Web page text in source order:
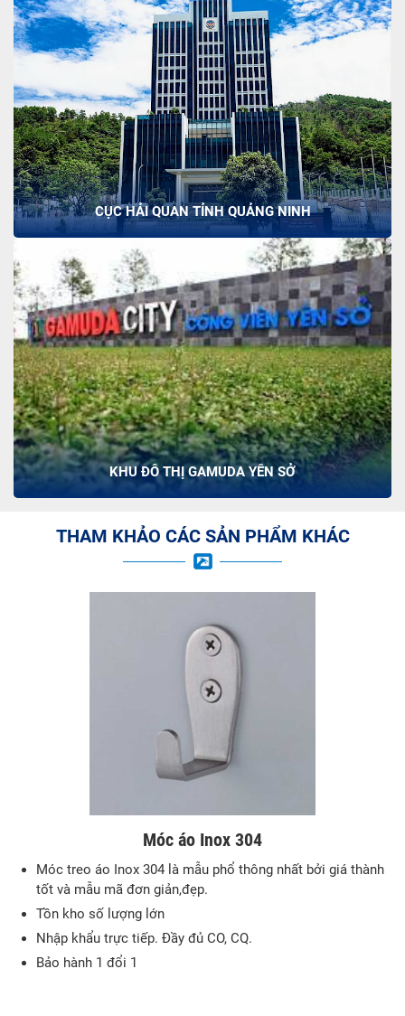
CỤC HẢI QUAN TỈNH QUẢNG NINH
KHU ĐÔ THỊ GAMUDA YÊN SỞ
THAM KHẢO CÁC SẢN PHẨM KHÁC
Móc áo Inox 304
Móc treo áo Inox 304 là mẫu phổ thông nhất bởi giá thành
tốt và mẫu mã đơn giản,đẹp.
Tồn kho số lượng lớn
Nhập khẩu trực tiếp. Đầy đủ CO, CQ.
Bảo hành 1 đổi 1